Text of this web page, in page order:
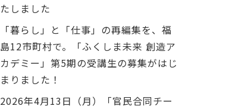
たしました
「暮らし」と「仕事」の再編集を、福
島12市町村で。「ふくしま未来 創造ア
カデミー」第5期の受講生の募集がはじ
まりました！
2026年4月13日（月）「官民合同チー